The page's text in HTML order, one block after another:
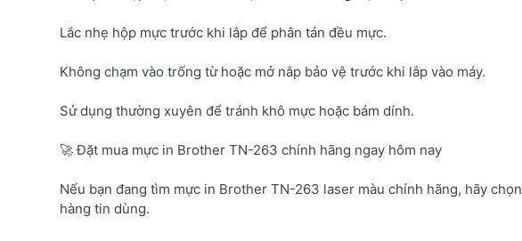
Lắc nhẹ hộp mực trước khi lắp để phân tán đều mực.
Không chạm vào trống từ hoặc mở nắp bảo vệ trước khi lắp vào máy.
Sử dụng thường xuyên để tránh khô mực hoặc bám dính.
🚀 Đặt mua mực in Brother TN-263 chính hãng ngay hôm nay
Nếu bạn đang tìm mực in Brother TN-263 laser màu chính hãng, hãy chọn
hàng tin dùng.